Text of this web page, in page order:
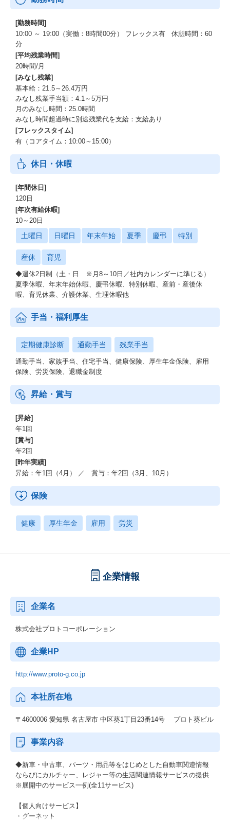
[勤務時間]
10:00 ～ 19:00（実働：8時間00分） フレックス有 休憩時間：60
分
[平均残業時間]
20時間/月
[みなし残業]
基本給：21.5～26.4万円
みなし残業手当額：4.1～5万円
月のみなし時間：25.0時間
みなし時間超過時に別途残業代を支給：支給あり
[フレックスタイム]
有（コアタイム：10:00～15:00）
休日・休暇
[年間休日]
120日
[年次有給休暇]
10～20日
土曜日 日曜日 年末年始 夏季 慶弔 特別
産休 育児
◆週休2日制（土・日 ※月8～10日／社内カレンダーに準じる）
夏季休暇、年末年始休暇、慶弔休暇、特別休暇、産前・産後休
暇、育児休業、介護休業、生理休暇他
手当・福利厚生
定期健康診断 通勤手当 残業手当
通勤手当、家族手当、住宅手当、健康保険、厚生年金保険、雇用
保険、労災保険、退職金制度
昇給・賞与
[昇給]
年1回
[賞与]
年2回
[昨年実績]
昇給：年1回（4月） ／ 賞与：年2回（3月、10月）
保険
健康 厚生年金 雇用 労災
企業情報
企業名
株式会社プロトコーポレーション
企業HP
http://www.proto-g.co.jp
本社所在地
〒4600006 愛知県 名古屋市 中区葵1丁目23番14号 プロト葵ビル
事業内容
◆新車・中古車、パーツ・用品等をはじめとした自動車関連情報
ならびにカルチャー、レジャー等の生活関連情報サービスの提供
※展開中のサービス一例(全11サービス)
【個人向けサービス】
・グーネット